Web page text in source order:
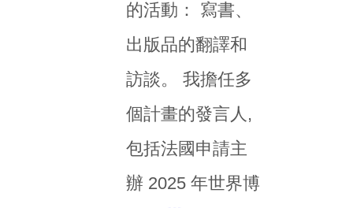
的活動： 寫書、
出版品的翻譯和
訪談。 我擔任多
個計畫的發言人,
包括法國申請主
辦 2025 年世界博